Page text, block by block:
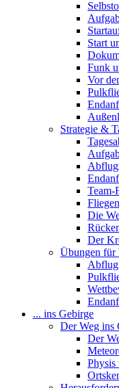
Start
Funk
Vor
Strategie &
Team-
Die
Der
Übungen für
Abflug
... ins Gebirge
Der Weg ins
Der
Physis